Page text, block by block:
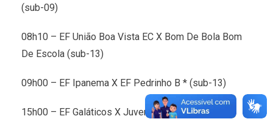
(sub-09)
08h10 – EF União Boa Vista EC X Bom De Bola Bom
De Escola (sub-13)
09h00 – EF Ipanema X EF Pedrinho B * (sub-13)
15h00 – EF Galáticos X Juventude (sub-13)